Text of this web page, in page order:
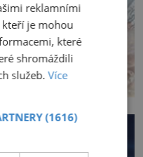
reklamními
je mohou
které
shromáždili
služeb.Více
(1616)